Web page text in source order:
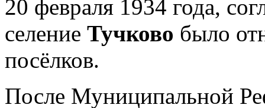
20 февраля 1934 года,
селение Тучково было
посёлков.
После Муниципальной